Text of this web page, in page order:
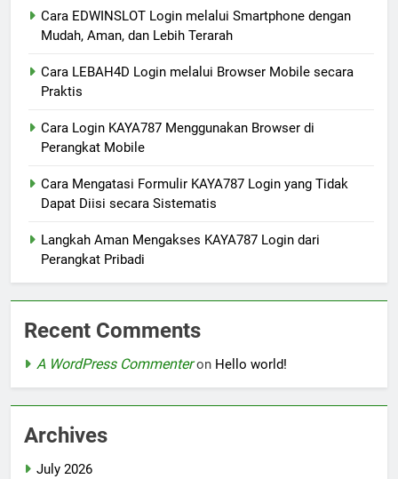
Cara EDWINSLOT Login melalui Smartphone dengan
Mudah, Aman, dan Lebih Terarah
Cara LEBAH4D Login melalui Browser Mobile secara
Praktis
Cara Login KAYA787 Menggunakan Browser di
Perangkat Mobile
Cara Mengatasi Formulir KAYA787 Login yang Tidak
Dapat Diisi secara Sistematis
Langkah Aman Mengakses KAYA787 Login dari
Perangkat Pribadi
Recent Comments
A WordPress Commenteron Hello world!
Archives
July 2026